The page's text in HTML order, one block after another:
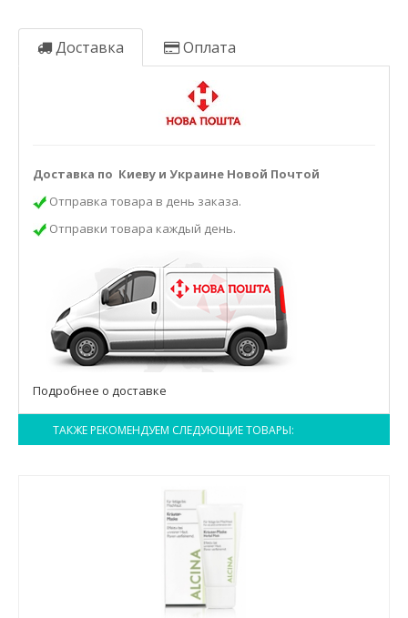
Доставка Оплата
Доставка по Киеву и Украине Новой Почтой
Отправка товара в день заказа.
Отправки товара каждый день.
Подробнее о доставке
ТАКЖЕ РЕКОМЕНДУЕМ СЛЕДУЮЩИЕ ТОВАРЫ: